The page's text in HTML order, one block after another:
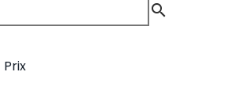
search
Prix